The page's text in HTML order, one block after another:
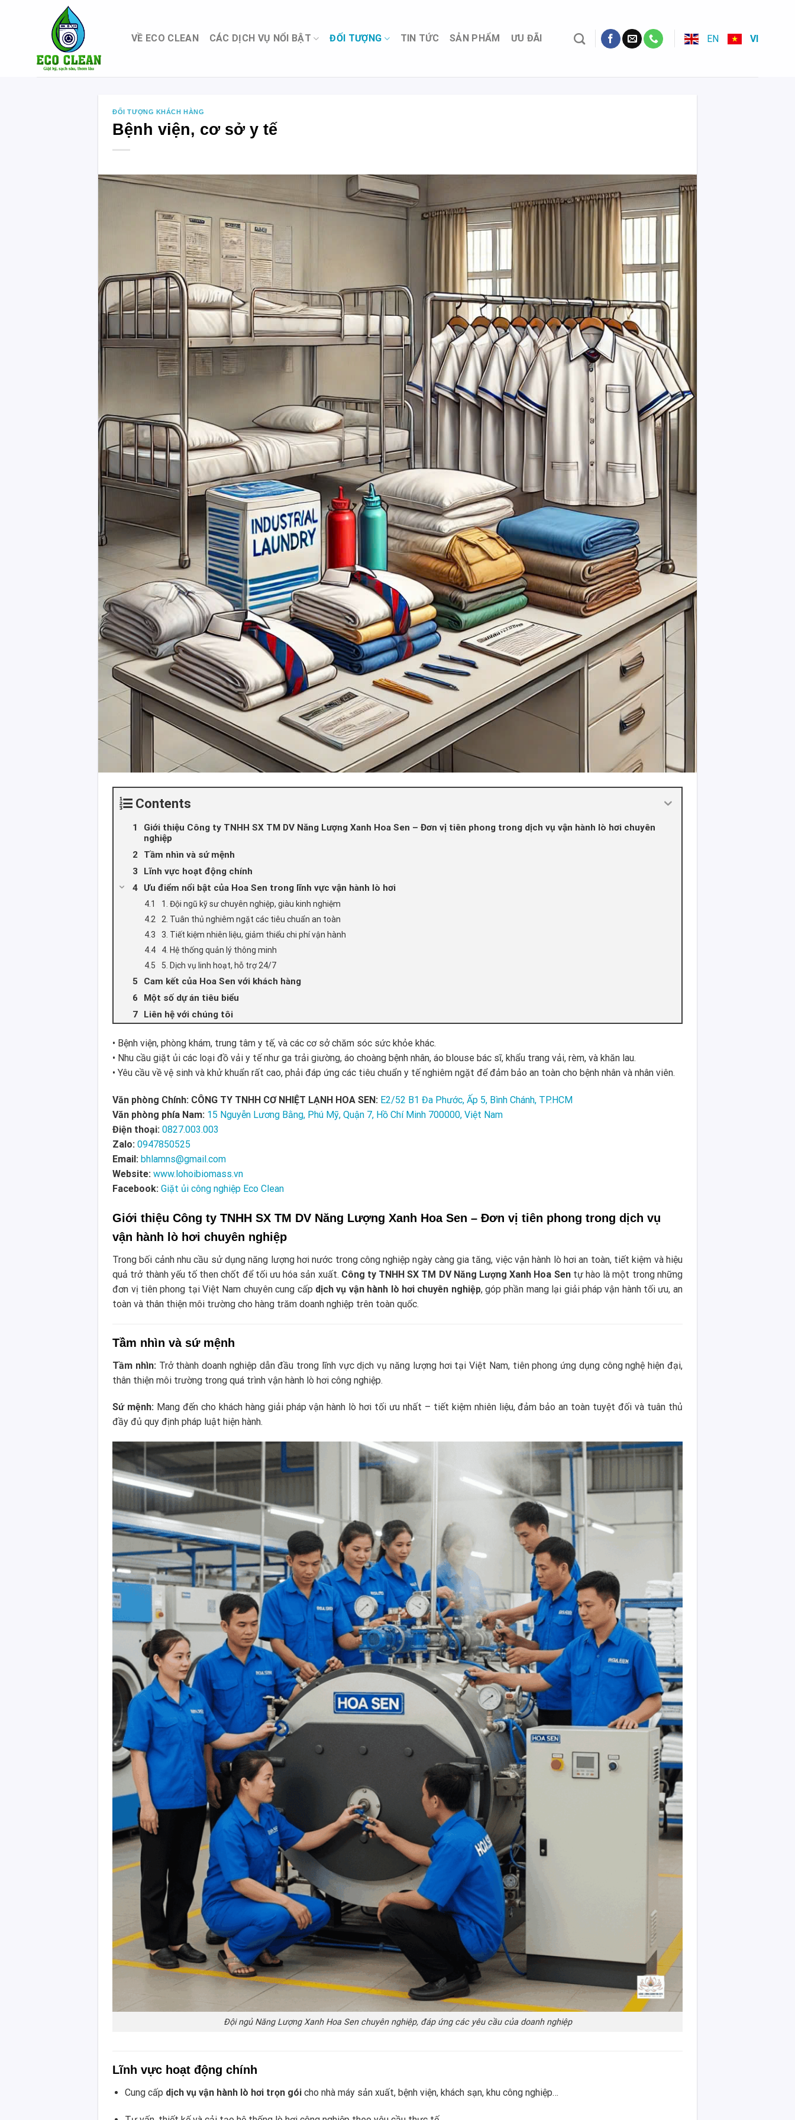
VỀ ECO CLEAN CÁC DỊCH VỤ NỔI BẬT ĐỐI TƯỢNG TIN TỨC SẢN PHẨM ƯU ĐÃI EN VI
ĐỐI TƯỢNG KHÁCH HÀNG
Bệnh viện, cơ sở y tế
Contents
Giới thiệu Công ty TNHH SX TM DV Năng Lượng Xanh Hoa Sen – Đơn vị tiên phong trong dịch vụ vận hành lò hơi chuyên
nghiệp
Tầm nhìn và sứ mệnh
Lĩnh vực hoạt động chính
Ưu điểm nổi bật của Hoa Sen trong lĩnh vực vận hành lò hơi
1. Đội ngũ kỹ sư chuyên nghiệp, giàu kinh nghiệm
2. Tuân thủ nghiêm ngặt các tiêu chuẩn an toàn
3. Tiết kiệm nhiên liệu, giảm thiểu chi phí vận hành
4. Hệ thống quản lý thông minh
5. Dịch vụ linh hoạt, hỗ trợ 24/7
Cam kết của Hoa Sen với khách hàng
Một số dự án tiêu biểu
Liên hệ với chúng tôi
• Bệnh viện, phòng khám, trung tâm y tế, và các cơ sở chăm sóc sức khỏe khác.
• Nhu cầu giặt ủi các loại đồ vải y tế như ga trải giường, áo choàng bệnh nhân, áo blouse bác sĩ, khẩu trang vải, rèm, và khăn lau.
• Yêu cầu về vệ sinh và khử khuẩn rất cao, phải đáp ứng các tiêu chuẩn y tế nghiêm ngặt để đảm bảo an toàn cho bệnh nhân và nhân viên.
Văn phòng Chính: CÔNG TY TNHH CƠ NHIỆT LẠNH HOA SEN: E2/52 B1 Đa Phước, Ấp 5, Bình Chánh, TP.HCM
Văn phòng phía Nam: 15 Nguyễn Lương Bằng, Phú Mỹ, Quận 7, Hồ Chí Minh 700000, Việt Nam
Điện thoại: 0827.003.003
Zalo: 0947850525
Email: bhlamns@gmail.com
Website: www.lohoibiomass.vn
Facebook:Giặt ủi công nghiệp Eco Clean
Giới thiệu Công ty TNHH SX TM DV Năng Lượng Xanh Hoa Sen – Đơn vị tiên phong trong dịch vụ
vận hành lò hơi chuyên nghiệp
Trong bối cảnh nhu cầu sử dụng năng lượng hơi nước trong công nghiệp ngày càng gia tăng, việc vận hành lò hơi an toàn, tiết kiệm và hiệu
quả trở thành yếu tố then chốt để tối ưu hóa sản xuất. Công ty TNHH SX TM DV Năng Lượng Xanh Hoa Sentự hào là một trong những
đơn vị tiên phong tại Việt Nam chuyên cung cấp dịch vụ vận hành lò hơi chuyên nghiệp, góp phần mang lại giải pháp vận hành tối ưu, an
toàn và thân thiện môi trường cho hàng trăm doanh nghiệp trên toàn quốc.
Tầm nhìn và sứ mệnh
Tầm nhìn: Trở thành doanh nghiệp dẫn đầu trong lĩnh vực dịch vụ năng lượng hơi tại Việt Nam, tiên phong ứng dụng công nghệ hiện đại,
thân thiện môi trường trong quá trình vận hành lò hơi công nghiệp.
Sứ mệnh: Mang đến cho khách hàng giải pháp vận hành lò hơi tối ưu nhất – tiết kiệm nhiên liệu, đảm bảo an toàn tuyệt đối và tuân thủ
đầy đủ quy định pháp luật hiện hành.
Đội ngủ Năng Lượng Xanh Hoa Sen chuyên nghiệp, đáp ứng các yêu cầu của doanh nghiệp
Lĩnh vực hoạt động chính
Cung cấp dịch vụ vận hành lò hơi trọn góicho nhà máy sản xuất, bệnh viện, khách sạn, khu công nghiệp…